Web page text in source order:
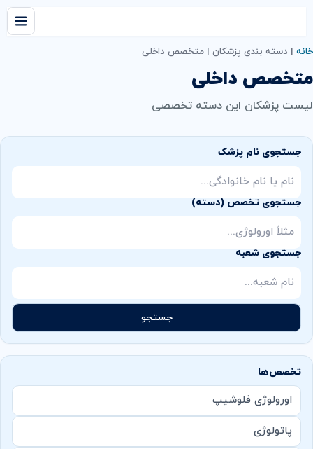
خانه | دسته بندی پزشکان | متخصص داخلی
متخصص داخلی
لیست پزشکان این دسته تخصصی
جستجوی نام پزشک
جستجوی تخصص (دسته)
جستجوی شعبه
جستجو
تخصص‌ها
اورولوژی فلوشیپ
پاتولوژی